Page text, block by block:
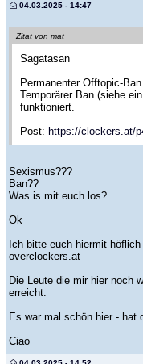
04.03.2025 - 14:47
Zitat von mat
Sagatasan
Permanenter Offtopic-
Temporärer Ban (siehe
funktioniert.
Post: https://clockers.at/
Sexismus???
Ban??
Was is mit euch los?
Ok
Ich bitte euch hiermit
overclockers.at
Die Leute die mir hier noch
erreicht.
Es war mal schön hier - hat
Ciao